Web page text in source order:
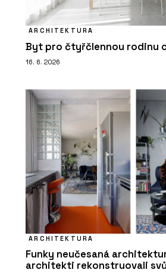
ARCHITEKTURA
Byt pro čtyřčlennou rodinu
16. 6. 2026
ARCHITEKTURA
Funky neučesaná
architekti rekonstruovali